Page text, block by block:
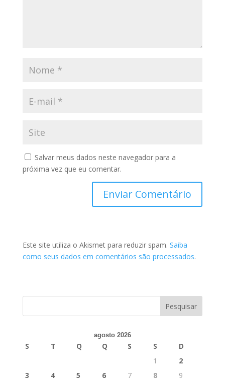
Salvar meus dados neste navegador para a
próxima vez que eu comentar.
Este site utiliza o Akismet para reduzir spam. Saiba
como seus dados em comentários são processados.
agosto 2026
S T Q Q S S
D
1
2
3
4 5 6 7 8
9